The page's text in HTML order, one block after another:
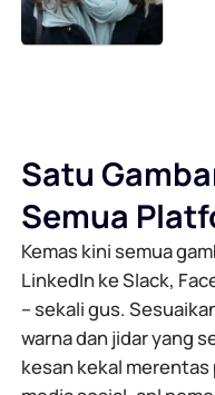
Satu
Semua
Kemas kini semua
LinkedIn ke Slack,
– sekali gus.
warna dan jidar yang
kesan kekal